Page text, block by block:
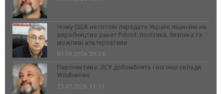
Чому США не готові передати Україні ліцензію на
виробництво ракет Patriot: політика, безпека та
можливі альтернативи
03.08.2026 20:24
Перспектива: ЗСУ добомблять і всі інші склади
Wildberries
23.07.2026 11:31